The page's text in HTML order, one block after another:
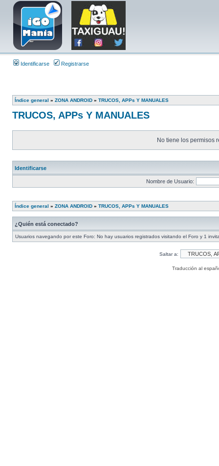
Identificarse Registrarse
Índice general » ZONA ANDROID » TRUCOS, APPs Y MANUALES
TRUCOS, APPs Y MANUALES
No tiene los permisos
Identificarse
Nombre de Usuario:
Índice general » ZONA ANDROID » TRUCOS, APPs Y MANUALES
¿Quién está conectado?
Usuarios navegando por este Foro: No hay usuarios registrados visitando el Foro y 1
Saltar a:
Traducción al